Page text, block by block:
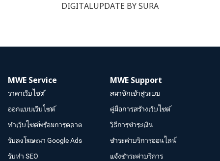
DIGITALUPDATE BY SURA
MWE Service
ราคาเว็บไซต์
ออกแบบเว็บไซต์
ทำเว็บไซต์พร้อมการตลาด
รับลงโฆษณา Google Ads
รับทำ SEO
MWE Support
สมาชิกเข้าสู่ระบบ
คู่มือการสร้างเว็บไซต์
วิธีการชำระเงิน
ชำระค่าบริการออนไลน์
แจ้งชำระค่าบริการ